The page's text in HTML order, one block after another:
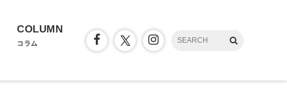
COLUMN
コラム